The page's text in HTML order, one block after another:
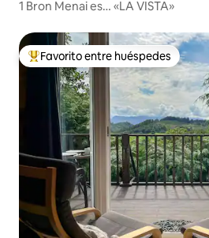
1 Bron Menai es… «LA VISTA»
Favorito entre huéspedes preferido
Favorito entre huéspedes